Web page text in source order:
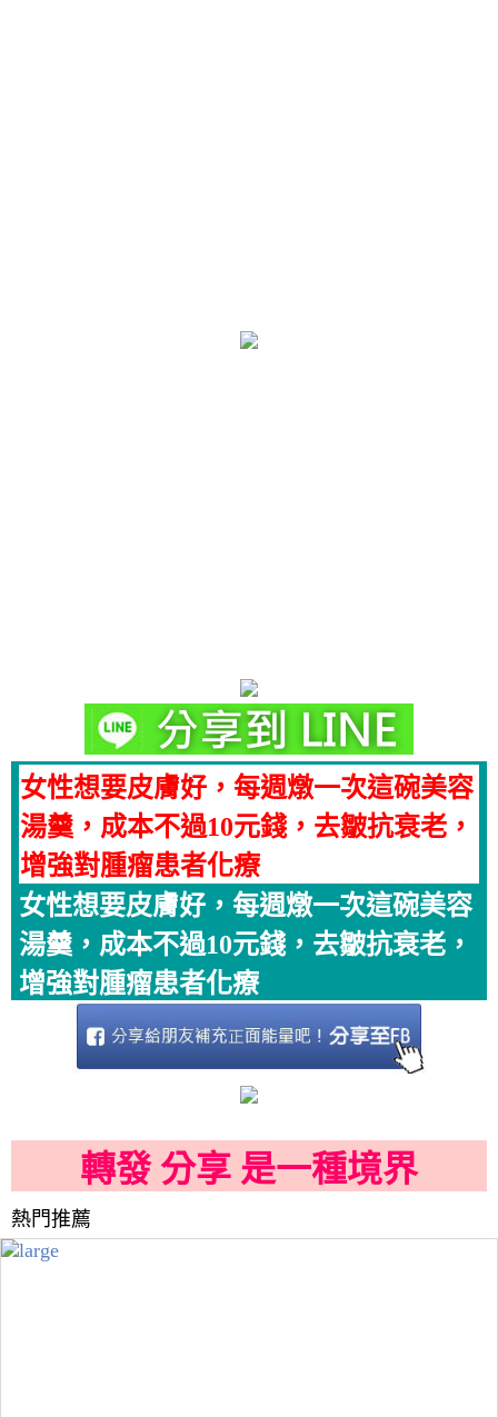
女性想要皮膚好，每週燉一次這碗美容
湯羹，成本不過10元錢，去皺抗衰老，
增強對腫瘤患者化療
女性想要皮膚好，每週燉一次這碗美容
湯羹，成本不過10元錢，去皺抗衰老，
增強對腫瘤患者化療
轉發 分享 是一種境界
熱門推薦